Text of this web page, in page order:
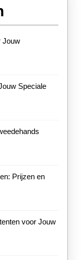
Jouw
Speciale
Prijzen en
voor Jouw